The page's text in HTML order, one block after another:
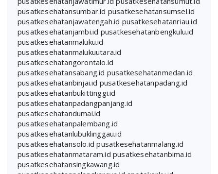
pusatkesehatansumbar.id pusatkesehatansumsel.id
pusatkesehatanjawatengah.id pusatkesehatanriau.id
pusatkesehatanjambi.id pusatkesehatanbengkulu.id
pusatkesehatanmaluku.id
pusatkesehatanmalukuutara.id
pusatkesehatangorontalo.id
pusatkesehatansabang.id pusatkesehatanmedan.id
pusatkesehatanbinjai.id pusatkesehatanpadang.id
pusatkesehatanbukittinggi.id
pusatkesehatanpadangpanjang.id
pusatkesehatandumai.id
pusatkesehatanpalembang.id
pusatkesehatanlubuklinggau.id
pusatkesehatansolo.id pusatkesehatanmalang.id
pusatkesehatanmataram.id pusatkesehatanbima.id
pusatkesehatansingkawang.id